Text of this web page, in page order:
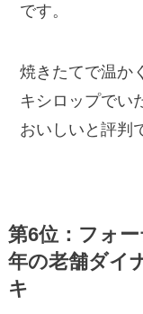
です。
焼きたてで温か
キシロップでい
おいしいと評判
第6位：フォ
年の老舗ダイ
キ